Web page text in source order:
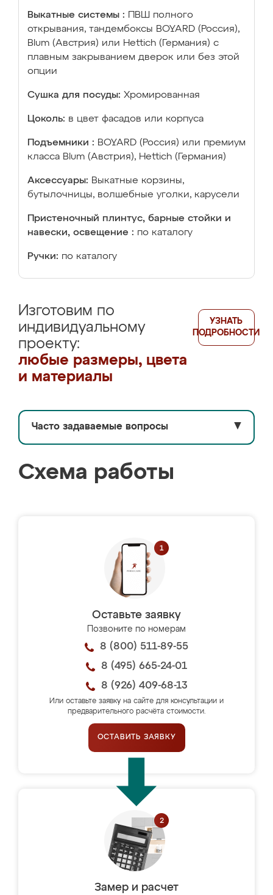
Выкатные системы :
ПВШ полного
открывания, тандембоксы BOYARD (Россия),
Blum (Австрия) или Hettich (Германия) с
плавным закрыванием дверок или без этой
опции
Сушка для посуды: Хромированная
Цоколь: в цвет фасадов или корпуса
Подъемники : BOYARD (Россия) или премиум
класса Blum (Австрия), Hettich (Германия)
Аксессуары: Выкатные корзины,
бутылочницы, волшебные уголки, карусели
Пристеночный плинтус, барные стойки и
навески, освещение : по каталогу
Ручки: по каталогу
Изготовим по
индивидуальному
проекту:
любые размеры, цвета
и материалы
УЗНАТЬ
ПОДРОБНОСТИ
Часто задаваемые вопросы ▼
Схема работы
Оставьте заявку
Позвоните по номерам
8 (800) 511-89-55
8 (495) 665-24-01
8 (926) 409-68-13
Или оставьте заявку на сайте для консультации и
предварительного расчёта стоимости.
ОСТАВИТЬ ЗАЯВКУ
Замер и расчет